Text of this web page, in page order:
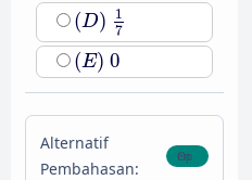
(D)
1
7
(D)17
(E) 0
(E)0
Alternatif
Pembahasan: